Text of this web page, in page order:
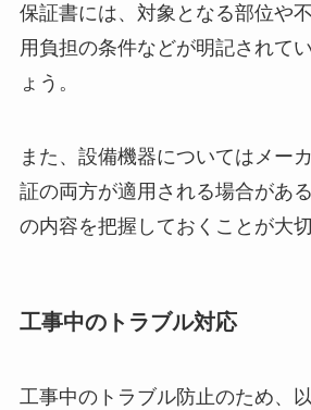
保証書には、対象となる部位や
用負担の条件などが明記されて
ょう。
また、設備機器についてはメー
証の両方が適用される場合があ
の内容を把握しておくことが大切
工事中のトラブル対応
工事中のトラブル防止のため、